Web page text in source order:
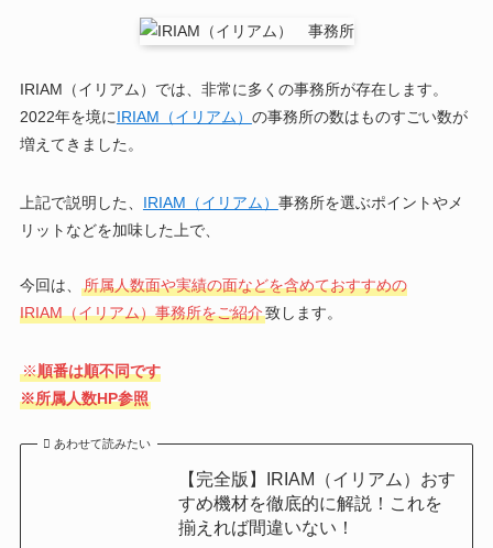
IRIAM（イリアム）では、非常に多くの事務所が存在します。
2022年を境にIRIAM（イリアム） の事務所の数はものすごい数が
増えてきました。
上記で説明した、 IRIAM（イリアム） 事務所を選ぶポイントやメ
リットなどを加味した上で、
今回は、
所属人数面や実績の面などを含めておすすめの
IRIAM（イリアム）事務所をご紹介致します。
※順番は順不同です
※所属人数HP参照
あわせて読みたい
【完全版】IRIAM（イリアム）おす
すめ機材を徹底的に解説！これを
揃えれば間違いない！